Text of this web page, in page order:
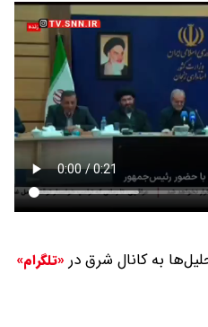
به کانال شرق در «تلگرام»